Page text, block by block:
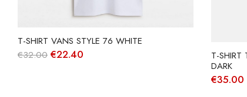
T-SHIRT VANS STYLE 76 WHITE
€32.00 O
€22.40
T-SHIRT
DARK
€35.00